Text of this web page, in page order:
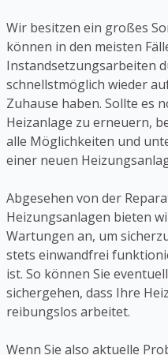
Wir besitzen ein großes
können in den meisten
Instandsetzungsarbeiten
schnellstmöglich wieder
Zuhause haben. Sollte es
Heizanlage zu erneuern,
alle Möglichkeiten und
einer neuen
Abgesehen von der
Heizungsanlagen bieten
Wartungen an, um
stets einwandfrei
ist. So können Sie
sichergehen, dass Ihre
reibungslos arbeitet.
Wenn Sie also aktuelle